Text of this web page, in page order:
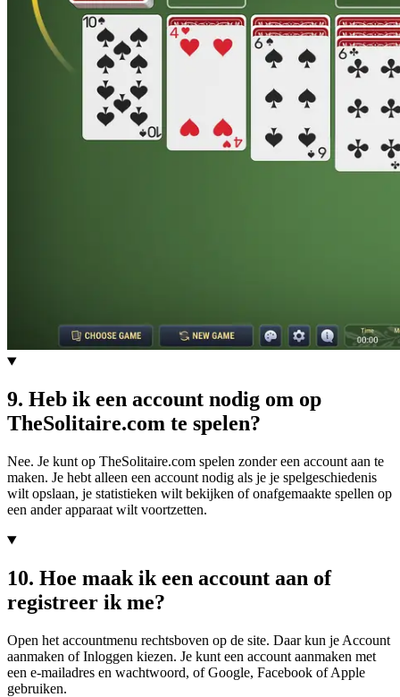
9. Heb ik een account nodig om op
TheSolitaire.com te spelen?
Nee. Je kunt op TheSolitaire.com spelen zonder een account aan te
maken. Je hebt alleen een account nodig als je je spelgeschiedenis
wilt opslaan, je statistieken wilt bekijken of onafgemaakte spellen op
een ander apparaat wilt voortzetten.
10. Hoe maak ik een account aan of
registreer ik me?
Open het accountmenu rechtsboven op de site. Daar kun je Account
aanmaken of Inloggen kiezen. Je kunt een account aanmaken met
een e-mailadres en wachtwoord, of Google, Facebook of Apple
gebruiken.